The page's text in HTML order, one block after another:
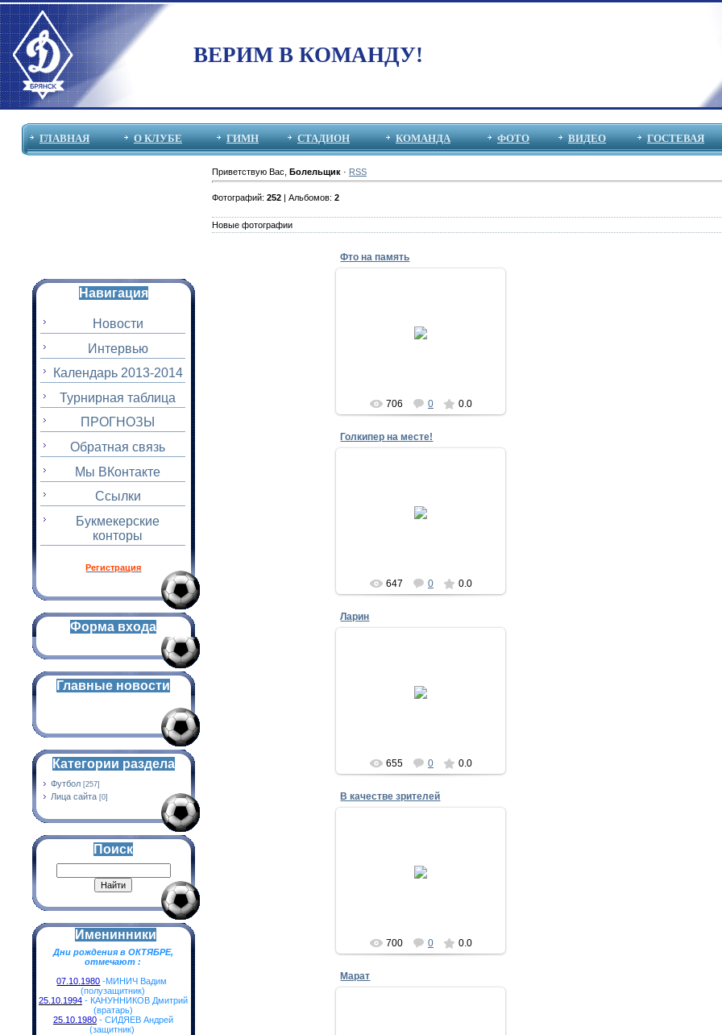
ВЕРИМ В КОМАНДУ!
ГЛАВНАЯ О КЛУБЕ ГИМН СТАДИОН КОМАНДА ФОТО ВИДЕО ГОСТЕВАЯ
Навигация
Новости
Интервью
Календарь 2013-2014
Турнирная таблица
ПРОГНОЗЫ
Обратная связь
Мы ВКонтакте
Ссылки
Букмекерские
конторы
Регистрация
Форма входа
Главные новости
Категории раздела
Футбол [257]
Лица сайта [0]
Поиск
Именинники
Дни рождения в ОКТЯБРЕ,
отмечают :
07.10.1980 -МИНИЧ Вадим
(полузащитник)
25.10.1994 - КАНУННИКОВ Дмитрий
(вратарь)
25.10.1980 - СИДЯЕВ Андрей
(защитник)
Приветствую Вас Болельщик· RSS
Фотографий: 252| Альбомов: 2
Новые фотографии
Фто на память
"Ветераны сборной СССР"
706 0 0.0
Голкипер на месте!
17 мая 2014
647 0 0.0
Ларин
17 мая 2014
655 0 0.0
В качестве зрителей
17 мая 2014
700 0 0.0
Марат